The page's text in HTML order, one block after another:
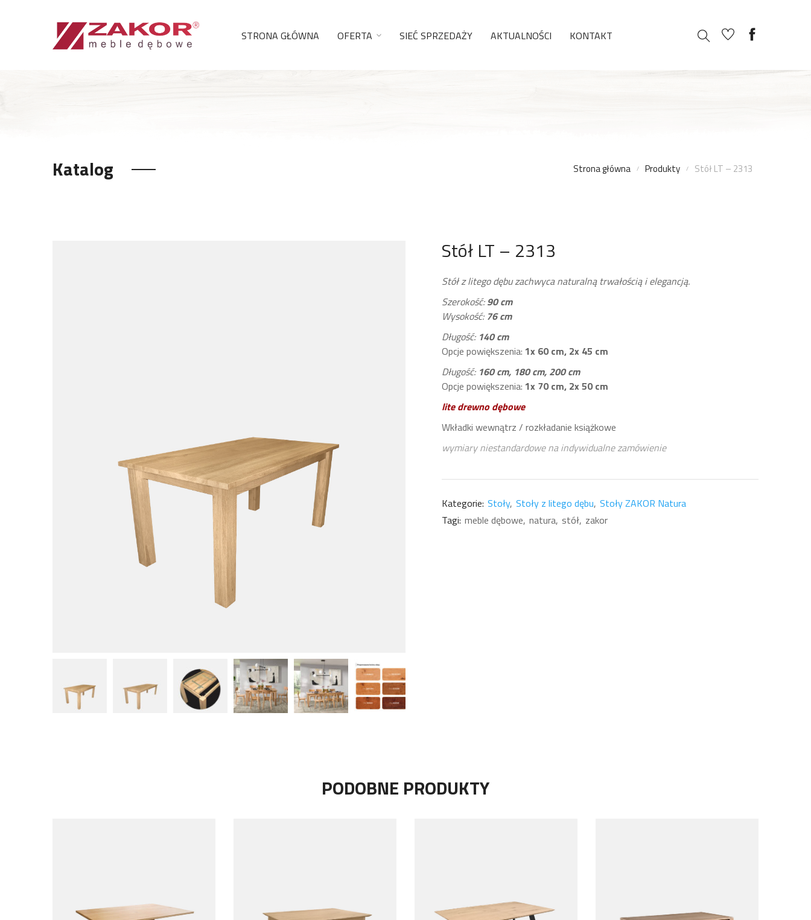
STRONA GŁÓWNA OFERTA SIEĆ SPRZEDAŻY AKTUALNOŚCI KONTAKT
Katalog Strona główna Produkty Stół LT – 2313
Stół LT – 2313
Stół z litego dębu zachwyca naturalną trwałością i elegancją.
Szerokość:90 cm
Wysokość: 76 cm
Długość: 140 cm
Opcje powiększenia: 1x 60 cm, 2x 45 cm
Długość: 160 cm, 180 cm, 200 cm
Opcje powiększenia: 1x 70 cm, 2x 50 cm
lite drewno dębowe
Wkładki wewnątrz / rozkładanie książkowe
wymiary niestandardowe na indywidualne zamówienie
Kategorie: Stoły Stoły z litego dębu Stoły ZAKOR Natura
Tagi: meble dębowe natura stół zakor
PODOBNE PRODUKTY